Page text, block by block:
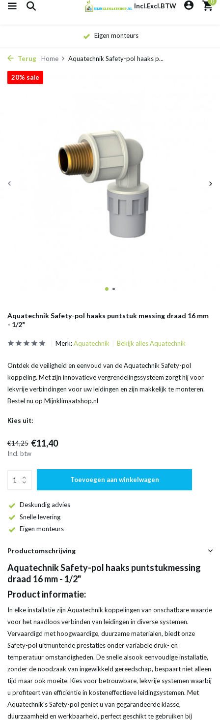
Incl.Excl.BTW
Eigen monteurs
Terug Home Aquatechnik Safety-pol haaks p...
Aquatechnik Safety-pol haaks puntstuk messing draad 16 mm
- 1/2"
20% sale
Merk:Aquatechnik Bekijk alles Aquatechnik
Ontdek de veiligheid en eenvoud van de Aquatechnik Safety-pol
koppeling. Met zijn innovatieve vergrendelingssysteem zorgt hij voor
lekvrije verbindingen voor uw leidingen en zijn makkelijk te monteren.
Bestel nu op Mijnklimaatshop.nl
Kies uit:
€14,25 €11,40
Incl. btw
Toevoegen aan winkelwagen
Deskundig advies
Snelle levering
Eigen monteurs
Productomschrijving
Aquatechnik Safety-pol haaks puntstukmessing
draad 16 mm - 1/2"
Product informatie:
In elke installatie zijn Aquatechnik koppelingen van onschatbare waarde
voor het naadloos verbinden van leidingen in diverse systemen.
Vervaardigd met hoogwaardige, duurzame materialen, biedt onze
Safety-pol uitmuntende prestaties onder variabele druk- en
temperatuur omstandigheden. De snelle alsook eenvoudige installatie,
zonder de noodzaak van ingewikkeld gereedschap, bespaart niet alleen
tijd maar ook moeite. Kies voor betrouwbare, lekvrije systemen waarbij
u profiteert van efficiëntie in kosteneffectieve leidingsystemen. Met
Aquatechnik's Safety-pol geniet u van gegarandeerde klasse,
duurzaamheid en werkbaarheid, perfect geschikt te gebruiken bij